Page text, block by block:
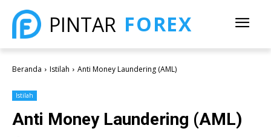
PINTAR FOREX
Beranda Istilah Anti Money Laundering (AML)
Istilah
Anti Money Laundering (AML)